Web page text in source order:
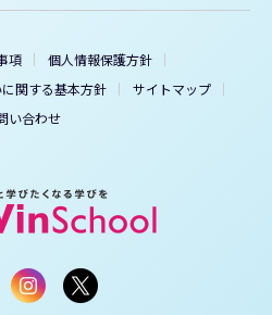
項
個人情報保護方針
関する基本方針
サイトマップ
い合わせ